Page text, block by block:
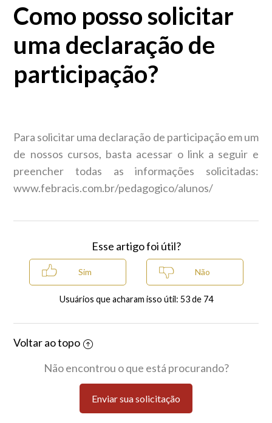
Como posso solicitar uma declaração de participação?
Como posso solicitar minha certificação Green e Golden
Como posso solicitar
uma declaração de
participação?
Para solicitar uma declaração de participação em um
de nossos cursos, basta acessar o link a seguir e
preencher todas as informações solicitadas:
www.febracis.com.br/pedagogico/alunos/
Esse artigo foi útil?
Usuários que acharam isso útil: 53 de 74
Voltar ao topo
Não encontrou o que está procurando?
Enviar sua solicitação